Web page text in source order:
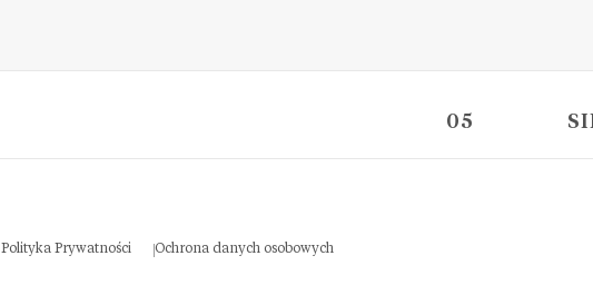
05
Polityka Prywatności Ochrona danych osobowych